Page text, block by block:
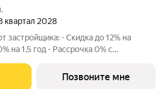
квартал 2028
застройщика: - Скидка до 12% на
на 1,5 год - Рассрочка 0% с
без удорожания, ставка 4% -
Позвоните мне